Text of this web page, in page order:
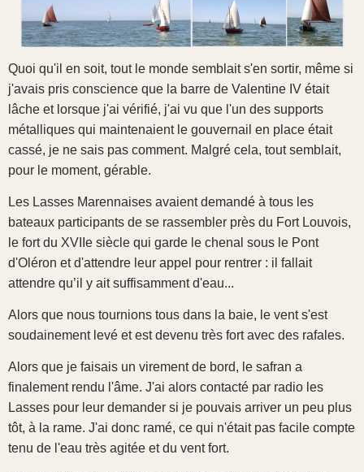
Quoi qu'il en soit, tout le monde semblait s'en sortir, même si
j'avais pris conscience que la barre de Valentine IV était
lâche et lorsque j'ai vérifié, j'ai vu que l'un des supports
métalliques qui maintenaient le gouvernail en place était
cassé, je ne sais pas comment. Malgré cela, tout semblait,
pour le moment, gérable.
Les Lasses Marennaises avaient demandé à tous les
bateaux participants de se rassembler près du Fort Louvois,
le fort du XVIIe siècle qui garde le chenal sous le Pont
d'Oléron et d'attendre leur appel pour rentrer : il fallait
attendre qu’il y ait suffisamment d'eau...
Alors que nous tournions tous dans la baie, le vent s'est
soudainement levé et est devenu très fort avec des rafales.
Alors que je faisais un virement de bord, le safran a
finalement rendu l'âme. J'ai alors contacté par radio les
Lasses pour leur demander si je pouvais arriver un peu plus
tôt, à la rame. J'ai donc ramé, ce qui n'était pas facile compte
tenu de l'eau très agitée et du vent fort.